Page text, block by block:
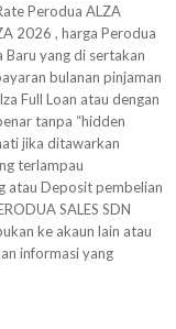
Perodua ALZA
2026 , harga Perodua
yang di sertakan
bulanan pinjaman
Full Loan atau dengan
tanpa “hidden
jika ditawarkan
terlampau
atau Deposit pembelian
SALES SDN
ke akaun lain atau
informasi yang